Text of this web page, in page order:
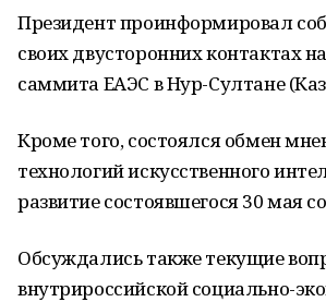
Президент проинформировал
своих двусторонних контактах
саммита ЕАЭС в Нур-Султане
Кроме того, состоялся обмен
технологий искусственного
развитие состоявшегося 30 мая
Обсуждались также текущие
внутрироссийской социально-